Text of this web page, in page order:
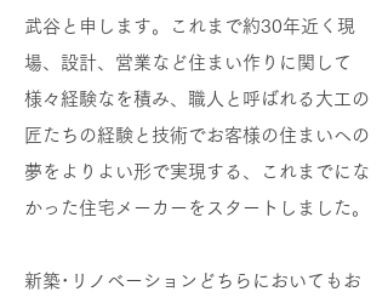
武谷と申します。これまで約30年近く現
場、設計、営業など住まい作りに関して
様々経験なを積み、職人と呼ばれる大工の
匠たちの経験と技術でお客様の住まいへの
夢をよりよい形で実現する、これまでにな
かった住宅メーカーをスタートしました。
新築･リノベーションどちらにおいてもお